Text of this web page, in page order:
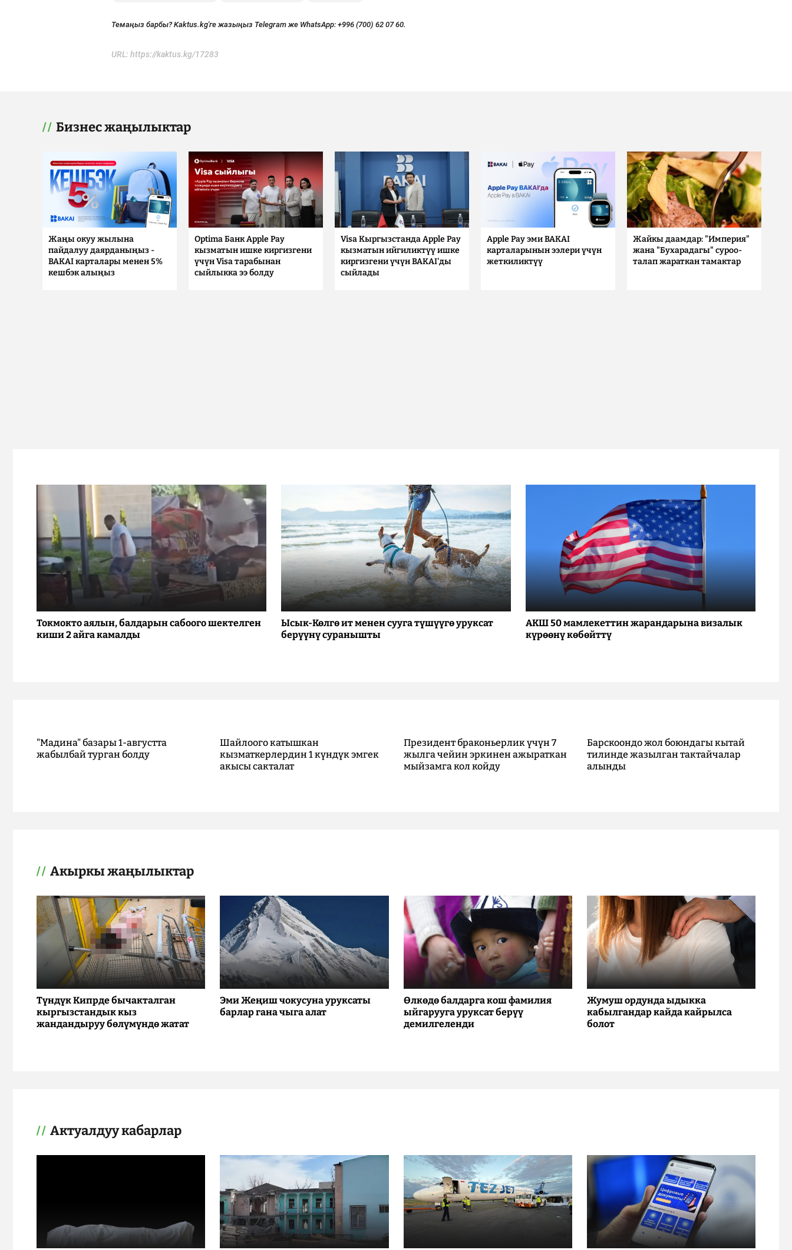
Темаңыз барбы? Kaktus.kg'ге жазыңыз Telegram же WhatsApp: +996 (700) 62 07 60.
URL: https://kaktus.kg/17283
Бизнес жаңылыктар
Жаңы окуу жылына
пайдалуу даярданыңыз -
BAKAI карталары менен 5%
кешбэк алыңыз
Optima Банк Apple Pay
кызматын ишке киргизгени
үчүн Visa тарабынан
сыйлыкка ээ болду
Visa Кыргызстанда Apple Pay
кызматын ийгиликтүү ишке
киргизгени үчүн BAKAI'ды
сыйлады
Apple Pay эми BAKAI
карталарынын ээлери үчүн
жеткиликтүү
Жайкы даамдар: "Империя"
жана "Бухарадагы" суроо-
талап жараткан тамактар
Токмокто аялын, балдарын сабоого шектелген
киши 2 айга камалды
Ысык-Көлгө ит менен сууга түшүүгө уруксат
берүүнү суранышты
АКШ 50 мамлекеттин жарандарына визалык
күрөөнү көбөйттү
"Мадина" базары 1-августта
жабылбай турган болду
Шайлоого катышкан
кызматкерлердин 1 күндүк эмгек
акысы сакталат
Президент браконьерлик үчүн 7
жылга чейин эркинен ажыраткан
мыйзамга кол койду
Барскоондо жол боюндагы кытай
тилинде жазылган тактайчалар
алынды
Акыркы жаңылыктар
Түндүк Кипрде бычакталган
кыргызстандык кыз
жандандыруу бөлүмүндө жатат
Эми Жеңиш чокусуна уруксаты
барлар гана чыга алат
Өлкөдө балдарга кош фамилия
ыйгарууга уруксат берүү
демилгеленди
Жумуш ордунда ыдыкка
кабылгандар кайда кайрылса
болот
Актуалдуу кабарлар